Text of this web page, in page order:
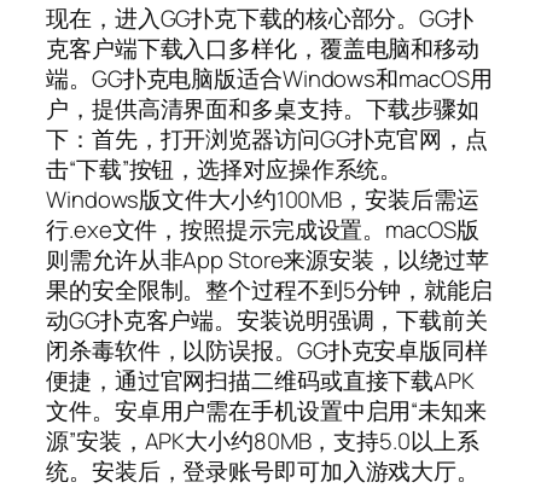
现在，进入GG扑克下载的核心部分。GG扑
克客户端下载入口多样化，覆盖电脑和移动
端。GG扑克电脑版适合Windows和macOS用
户，提供高清界面和多桌支持。下载步骤如
下：首先，打开浏览器访问GG扑克官网，点
击“下载”按钮，选择对应操作系统。
Windows版文件大小约100MB，安装后需运
行.exe文件，按照提示完成设置。macOS版
则需允许从非App Store来源安装，以绕过苹
果的安全限制。整个过程不到5分钟，就能启
动GG扑克客户端。安装说明强调，下载前关
闭杀毒软件，以防误报。GG扑克安卓版同样
便捷，通过官网扫描二维码或直接下载APK
文件。安卓用户需在手机设置中启用“未知来
源”安装，APK大小约80MB，支持5.0以上系
统。安装后，登录账号即可加入游戏大厅。